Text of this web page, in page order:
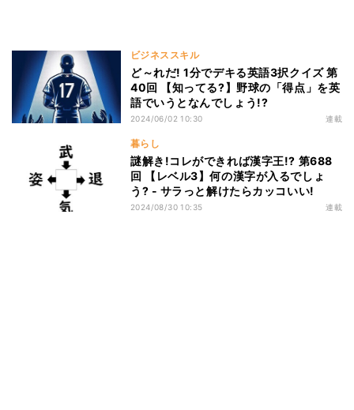
ビジネススキル
ど～れだ! 1分でデキる英語3択クイズ 第
40回 【知ってる?】野球の「得点」を英
語でいうとなんでしょう!?
2024/06/02 10:30 連載
暮らし
謎解き!コレができれば漢字王!? 第688
回 【レベル3】何の漢字が入るでしょ
う? - サラっと解けたらカッコいい!
2024/08/30 10:35 連載